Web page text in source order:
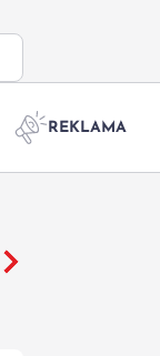
REKLAMA